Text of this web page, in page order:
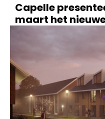
Capelle
maart het